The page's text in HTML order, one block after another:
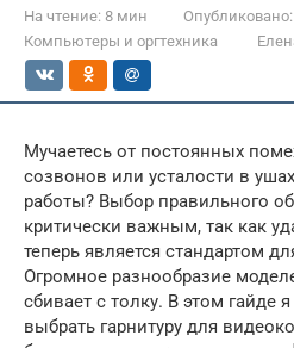
На чтение: 8 мин Опубликовано:
Компьютеры и оргтехника
Мучаетесь от постоянных
созвонов или усталости в
работы? Выбор правильного
критически важным, так как
теперь является стандартом
Огромное разнообразие
сбивает с толку. В этом гайде
выбрать гарнитуру для